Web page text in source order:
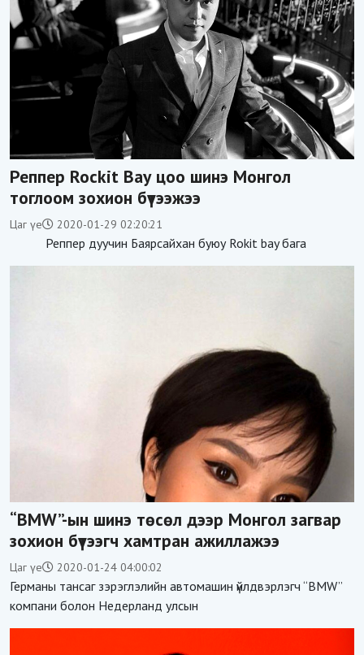
Реппер Rockit Bay цоо шинэ Монгол
тоглоом зохион бүтээжээ
Цаг үе 2020-01-29 02:20:21
Реппер дуучин Баярсайхан буюу Rokit bay бага
“BMW”-ын шинэ төсөл дээр Монгол загвар
зохион бүтээгч хамтран ажиллажээ
Цаг үе 2020-01-24 04:00:02
Германы тансаг зэрэглэлийн автомашин үйлдвэрлэгч “BMW”
компани болон Недерланд улсын